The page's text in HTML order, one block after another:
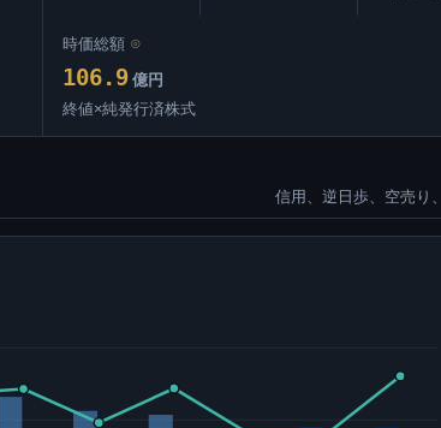
時価総額 ⊙
106.9 億円
終値×純発行済株式
信用、逆日歩、空売り